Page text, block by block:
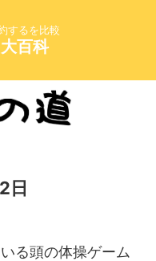
するを比較
百科
日
る頭の体操ゲーム